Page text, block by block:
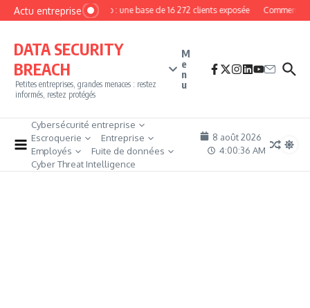
Aller au contenu
Actu entrepriseMyPhoto : une base de 16 272 clients exposée Comment
DATA SECURITY
BREACH
Petites entreprises, grandes menaces : restez
informés, restez protégés
M
e
n
u
Cybersécurité entreprise
Escroquerie
Entreprise
Employés
Fuite de données
Cyber Threat Intelligence
8 août 2026
4:00:37 AM